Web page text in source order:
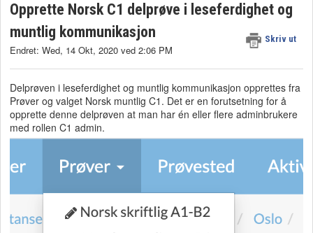
Opprette Norsk C1 delprøve i leseferdighet og
muntlig kommunikasjon
Skriv ut
Endret: Wed, 14 Okt, 2020 ved 2:06 PM
Delprøven i leseferdighet og muntlig kommunikasjon opprettes fra
Prøver og valget Norsk muntlig C1. Det er en forutsetning for å
opprette denne delprøven at man har én eller flere adminbrukere
med rollen C1 admin.